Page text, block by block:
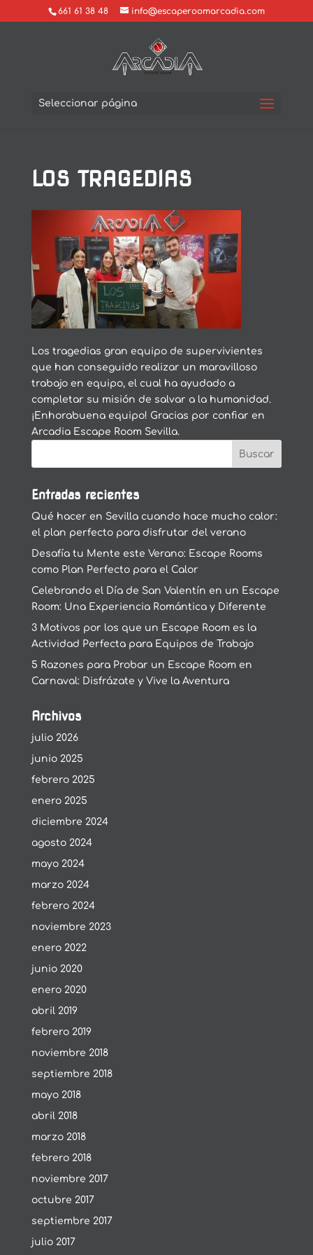
661 61 38 48 info@escaperoomarcadia.com
Seleccionar página
LOS TRAGEDIAS
Los tragedias gran equipo de supervivientes
que han conseguido realizar un maravilloso
trabajo en equipo, el cual ha ayudado a
completar su misión de salvar a la humanidad.
¡Enhorabuena equipo! Gracias por confiar en
Arcadia Escape Room Sevilla.
Entradas recientes
Qué hacer en Sevilla cuando hace mucho calor:
el plan perfecto para disfrutar del verano
Desafía tu Mente este Verano: Escape Rooms
como Plan Perfecto para el Calor
Celebrando el Día de San Valentín en un Escape
Room: Una Experiencia Romántica y Diferente
3 Motivos por los que un Escape Room es la
Actividad Perfecta para Equipos de Trabajo
5 Razones para Probar un Escape Room en
Carnaval: Disfrázate y Vive la Aventura
Archivos
julio 2026
junio 2025
febrero 2025
enero 2025
diciembre 2024
agosto 2024
mayo 2024
marzo 2024
febrero 2024
noviembre 2023
enero 2022
junio 2020
enero 2020
abril 2019
febrero 2019
noviembre 2018
septiembre 2018
mayo 2018
abril 2018
marzo 2018
febrero 2018
noviembre 2017
octubre 2017
septiembre 2017
julio 2017